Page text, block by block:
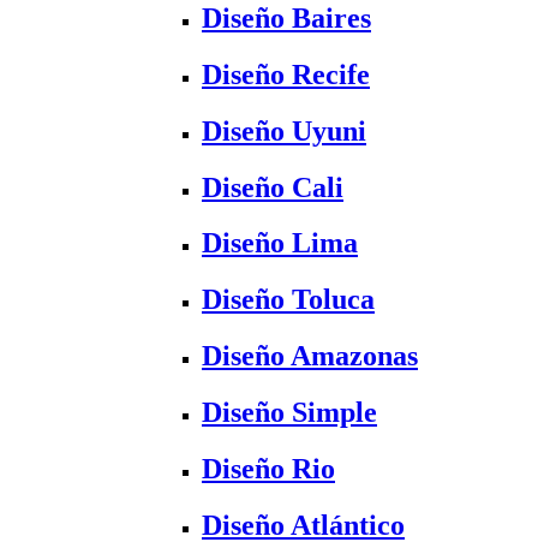
Diseño Baires
Diseño Recife
Diseño Uyuni
Diseño Cali
Diseño Lima
Diseño Toluca
Diseño Amazonas
Diseño Simple
Diseño Rio
Diseño Atlántico